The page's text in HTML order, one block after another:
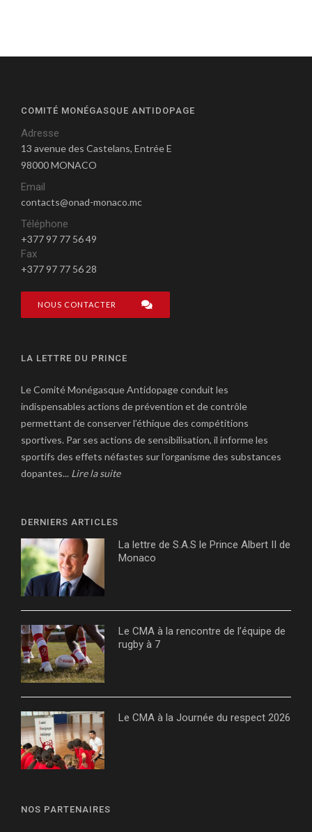
COMITÉ MONÉGASQUE ANTIDOPAGE
Adresse
13 avenue des Castelans, Entrée E
98000 MONACO
Email
contacts@onad-monaco.mc
Téléphone
+377 97 77 56 49
Fax
+377 97 77 56 28
NOUS CONTACTER
LA LETTRE DU PRINCE
Le Comité Monégasque Antidopage conduit les
indispensables actions de prévention et de contrôle
permettant de conserver l’éthique des compétitions
sportives. Par ses actions de sensibilisation, il informe les
sportifs des effets néfastes sur l’organisme des substances
dopantes... Lire la suite
DERNIERS ARTICLES
La lettre de S.A.S le Prince Albert II de
Monaco
Le CMA à la rencontre de l’équipe de
rugby à 7
Le CMA à la Journée du respect 2026
NOS PARTENAIRES